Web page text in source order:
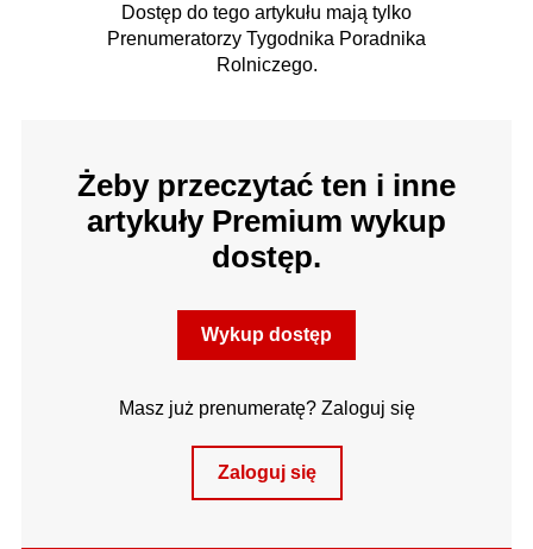
Dostęp do tego artykułu mają tylko
Prenumeratorzy Tygodnika Poradnika
Rolniczego.
Żeby przeczytać ten i inne
artykuły Premium wykup
dostęp.
Wykup dostęp
Masz już prenumeratę? Zaloguj się
Zaloguj się